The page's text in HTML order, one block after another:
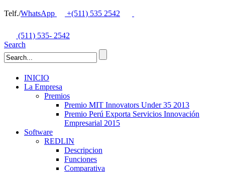
Telf./WhatsApp +(511) 535 2542
(511) 535- 2542
Search
INICIO
La Empresa
Premios
Premio MIT Innovators Under 35 2013
Premio Perú Exporta Servicios Innovación
Empresarial 2015
Software
REDLIN
Descripcion
Funciones
Comparativa